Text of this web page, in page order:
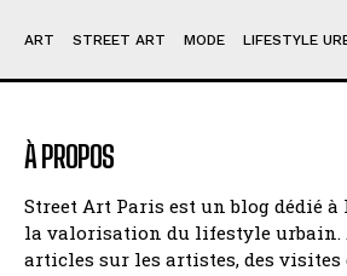
ART STREET ART MODE LIFESTYLE
À PROPOS
Street Art Paris est un blog dédié à
la valorisation du lifestyle urbain.
articles sur les artistes, des visites